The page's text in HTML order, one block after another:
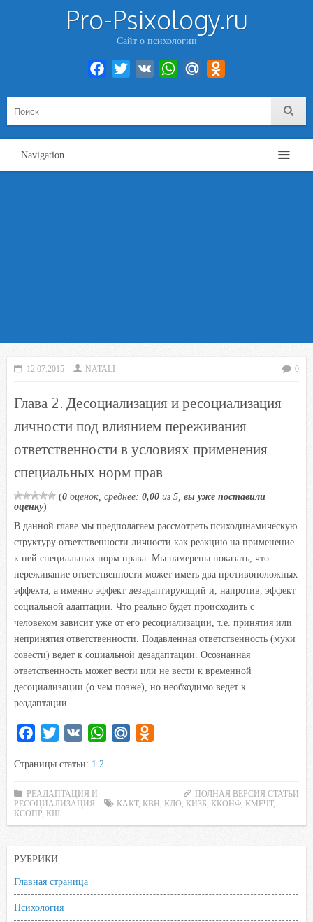
Pro-Psixology.ru
Сайт о психологии
Facebook
Twitter VK WhatsAppMail.Ru
Navigation
12.07.2015 NATALI 0
Глава 2. Десоциализация и ресоциализация
личности под влиянием переживания
ответственности в условиях применения
специальных норм прав
(0 оценок, среднее: 0,00 из 5, вы уже поставили
оценку)
В данной главе мы предполагаем рассмотреть психодинамическую
структуру ответственности личности как реакцию на применение
к ней специальных норм права. Мы намерены показать, что
переживание ответственности может иметь два противоположных
эффекта, а именно эффект дезадаптирующий и, напротив, эффект
социальной адаптации. Что реально будет происходить с
человеком зависит уже от его ресоциализации, т.е. принятия или
непринятия ответственности. Подавленная ответственность (муки
совести) ведет к социальной дезадаптации. Осознанная
ответственность может вести или не вести к временной
десоциализации (о чем позже), но необходимо ведет к
реадаптации.
c
b
o
k
i
t
e
W
s
A
.
R
k
l
n
Страницы статьи: 1 2
ПОЛНАЯ ВЕРСИЯ СТАТЬИ
РЕАДАПТАЦИЯ И
РЕСОЦИАЛИЗАЦИЯ
КАКТ, КВН КДО КИЗБ ККОНФ, КМЕЧТ,
КСОПР
КШ
РУБРИКИ
Главная страница
Психология